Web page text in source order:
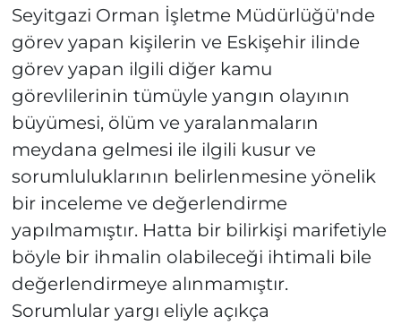
Seyitgazi Orman İşletme Müdürlüğü'nde
görev yapan kişilerin ve Eskişehir ilinde
görev yapan ilgili diğer kamu
görevlilerinin tümüyle yangın olayının
büyümesi, ölüm ve yaralanmaların
meydana gelmesi ile ilgili kusur ve
sorumluluklarının belirlenmesine yönelik
bir inceleme ve değerlendirme
yapılmamıştır. Hatta bir bilirkişi marifetiyle
böyle bir ihmalin olabileceği ihtimali bile
değerlendirmeye alınmamıştır.
Sorumlular yargı eliyle açıkça